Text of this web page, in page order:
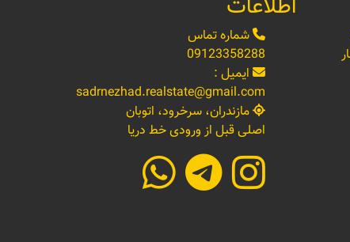
اطلاعات
شماره تماس
09123358288
ایمیل :
sadrnezhad.realstate@gmail.com
مازندران، سرخرود، اتوبان
اصلی قبل از ورودی خط دریا